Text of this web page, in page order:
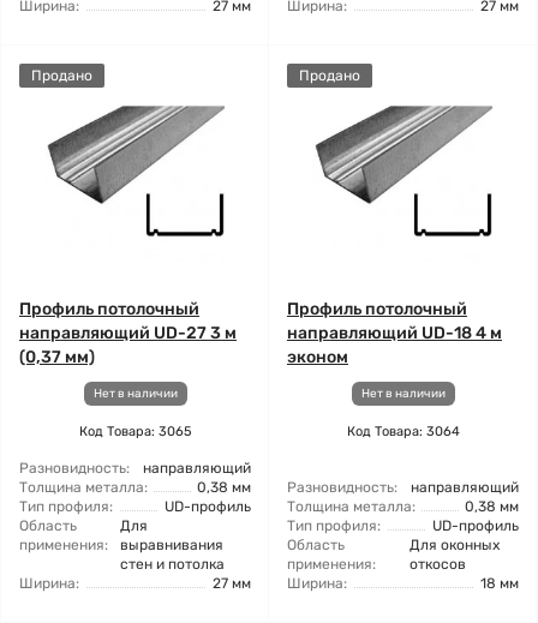
Ширина:
27 мм
Ширина:
27 мм
Продано
Профиль потолочный
направляющий UD-27 3 м
(0,37 мм)
Нет в наличии
Код Товара: 3065
Разновидность:
направляющий
Толщина металла:
0,38 мм
Тип профиля:
UD-профиль
Область
применения:
Для
выравнивания
стен и потолка
Ширина:
27 мм
Продано
Профиль потолочный
направляющий UD-18 4 м
эконом
Нет в наличии
Код Товара: 3064
Разновидность:
направляющий
Толщина металла:
0,38 мм
Тип профиля:
UD-профиль
Область
применения:
Для оконных
откосов
Ширина:
18 мм